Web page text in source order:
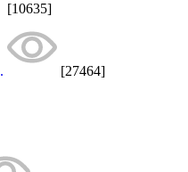
[10635]
[27464]